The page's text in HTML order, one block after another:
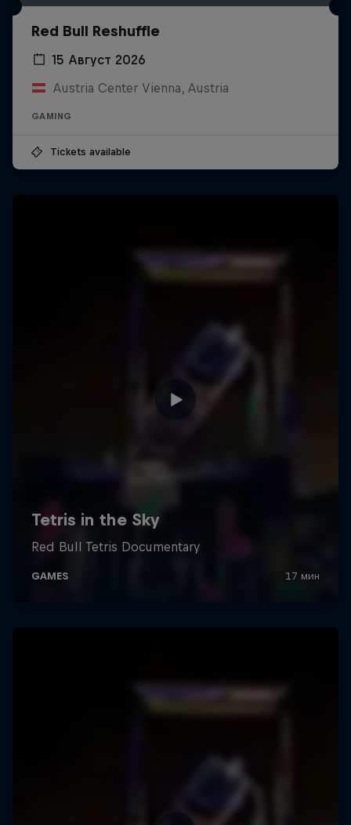
Red Bull Reshuffle
15 Август 2026
Austria Center Vienna, Austria
GAMING
Tickets available